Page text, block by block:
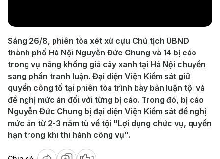
Video
Sáng 26/8, phiên tòa xét xử cựu Chủ tịch UBND
thành phố Hà Nội Nguyễn Đức Chung và 14 bị cáo
trong vụ nâng khống giá cây xanh tại Hà Nội chuyển
sang phần tranh luận. Đại diện Viện Kiểm sát giữ
quyền công tố tại phiên tòa trình bày bản luận tội và
đề nghị mức án đối với từng bị cáo. Trong đó, bị cáo
Nguyễn Đức Chung bị đại diện Viện Kiểm sát đề nghị
mức án từ 2-3 năm tù về tội "Lợi dụng chức vụ, quyền
hạn trong khi thi hành công vụ".